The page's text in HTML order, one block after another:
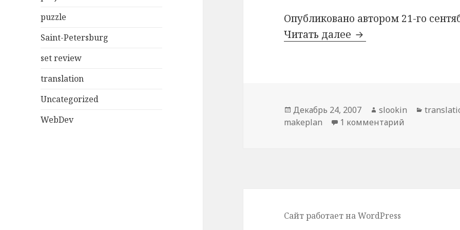
puzzle
Saint-Petersburg
set review
translation
Uncategorized
WebDev
Опубликовано автором 21-го
Читать далее [lang_en]Using
Опубликовано
Декабрь 24, 2007 Автор
slookin Рубрики
makeplan
1 комментарий
Сайт работает на WordPress